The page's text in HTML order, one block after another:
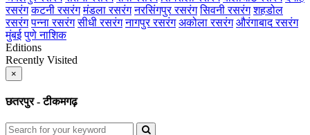
रसरंग कटनी रसरंग मंडला रसरंग नरसिंगपुर रसरंग सिवनी रसरंग शहडोल
रसरंग पन्ना रसरंग सीधी रसरंग नागपुर रसरंग अकोला रसरंग औरंगाबाद रसरंग
मुंबई पुणेनाशिक
Editions
Recently Visited
×
छतरपुर - टीकमगढ़